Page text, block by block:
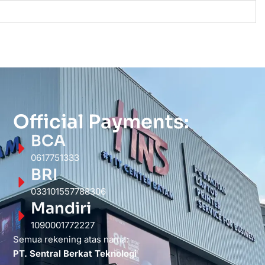
Official Payments:
BCA
0617751333
BRI
033101557788306
Mandiri
1090001772227
Semua rekening atas nama:
PT. Sentral Berkat Teknologi